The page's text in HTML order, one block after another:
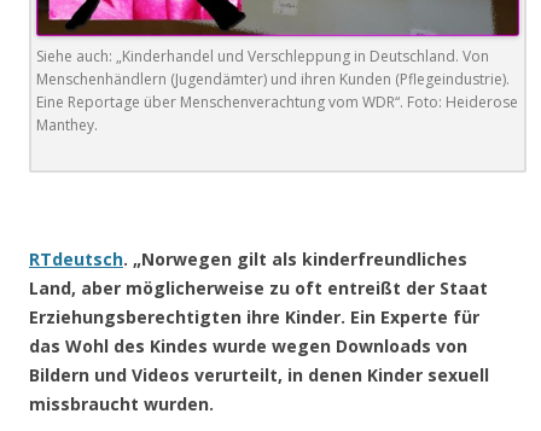
Siehe auch: „Kinderhandel und Verschleppung in Deutschland. Von
Menschenhändlern (Jugendämter) und ihren Kunden (Pflegeindustrie).
Eine Reportage über Menschenverachtung vom WDR“. Foto: Heiderose
Manthey.
RTdeutsch. „Norwegen gilt als kinderfreundliches
Land, aber möglicherweise zu oft entreißt der Staat
Erziehungsberechtigten ihre Kinder. Ein Experte für
das Wohl des Kindes wurde wegen Downloads von
Bildern und Videos verurteilt, in denen Kinder sexuell
missbraucht wurden.